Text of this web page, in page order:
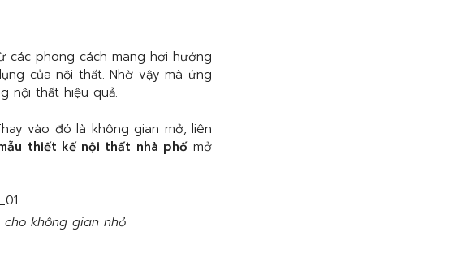
phong cách mang hơi hướng
của nội thất. Nhờ vậy mà ứng
nội thất hiệu quả.
vào đó là không gian mở, liên
thiết kế nội thất nhà phốmở
không gian nhỏ